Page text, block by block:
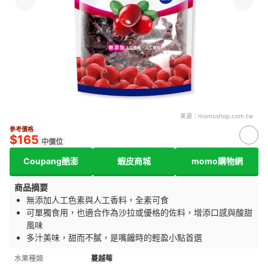
來源： momoshop.com.tw
參考價格
$165 中價位
Coupang酷澎 蝦皮商城 momo購物網
商品摘要
無添加人工色素與人工香料，全素可食
可單獨食用，也適合作為沙拉或優格的佐料，增添口感與酸甜
風味
多汁美味，甜而不膩，是嘴饞時的輕盈小點首選
水果種類 蔓越莓